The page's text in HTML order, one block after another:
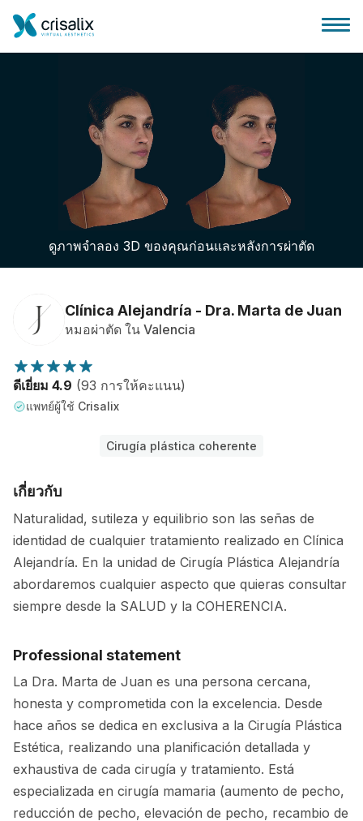
บ้านของหมอผ่าตัด
แพลตฟอร์มธุรกิจ 3D
แผน
ความคิดเห็นของคนไข้
ดูภาพจำลอง 3D ของคุณก่อนและหลังการผ่าตัด
Clínica Alejandría - Dra. Marta de Juan
หมอผ่าตัด ใน Valencia
ดีเยี่ยม 4.9 (93 การให้คะแนน)
แพทย์ผู้ใช้ Crisalix
Cirugía plástica coherente
เกี่ยวกับ
Naturalidad, sutileza y equilibrio son las señas de
identidad de cualquier tratamiento realizado en Clínica
Alejandría. En la unidad de Cirugía Plástica Alejandría
abordaremos cualquier aspecto que quieras consultar
siempre desde la SALUD y la COHERENCIA.
Professional statement
La Dra. Marta de Juan es una persona cercana,
honesta y comprometida con la excelencia. Desde
hace años se dedica en exclusiva a la Cirugía Plástica
Estética, realizando una planificación detallada y
exhaustiva de cada cirugía y tratamiento. Está
especializada en cirugía mamaria (aumento de pecho,
reducción de pecho, elevación de pecho, recambio de